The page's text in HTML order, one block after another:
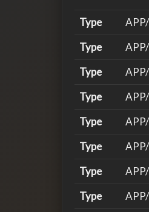
Type
Type
Type
Type
Type
Type
Type
Type